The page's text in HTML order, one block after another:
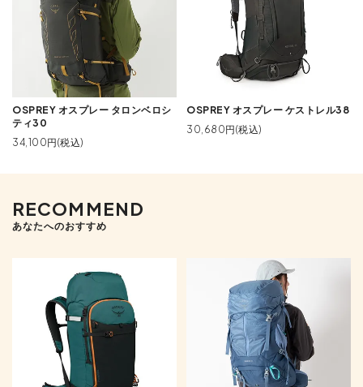
OSPREY オスプレー タロンベロシ
ティ30
34,100円(税込)
OSPREY オスプレー ケストレル38
30,680円(税込)
RECOMMEND
あなたへのおすすめ